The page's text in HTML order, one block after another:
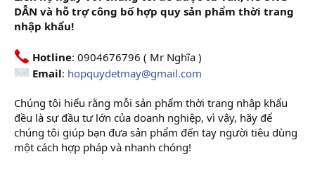
DẪN và hỗ trợ công bố hợp quy sản phẩm thời trang
nhập khẩu!
Hotline: 0904676796 ( Mr Nghĩa )
Email: hopquydetmay@gmail.com
Chúng tôi hiểu rằng mỗi sản phẩm thời trang nhập khẩu
đều là sự đầu tư lớn của doanh nghiệp, vì vậy, hãy để
chúng tôi giúp bạn đưa sản phẩm đến tay người tiêu dùng
một cách hợp pháp và nhanh chóng!